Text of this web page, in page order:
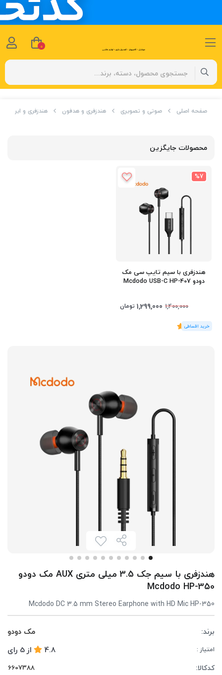
صفحه اصلی صوتی و تصویری هندزفری و هدفون هندزفری و ایرباد
محصولات جایگزین
%7
هندزفری با سیم تایپ سی مک
دودو Mcdodo USB-C HP-407
1,400,000
1,299,000 تومان
(1رای)
5
هندزفری با سیم جک 3.5 میلی متری AUX مک دودو
Mcdodo HP-350
Mcdodo DC 3.5 mm Stereo Earphone with HD Mic HP-350
برند: مک دودو
امتیاز : 4.8 از5 رای
کدکالا:
0